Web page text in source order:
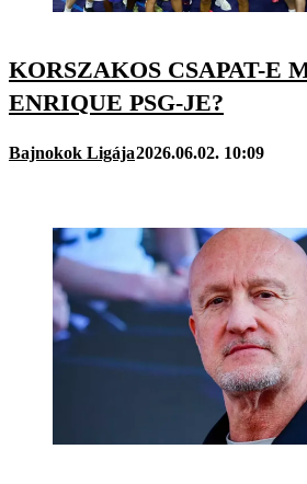
KORSZAKOS CSAPAT-E
ENRIQUE PSG-JE?
Bajnokok Ligája2026.06.02. 10:09